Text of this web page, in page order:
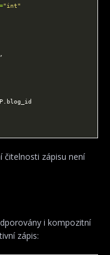
"int"
čitelnosti zápisu není
i kompozitní
zápis: